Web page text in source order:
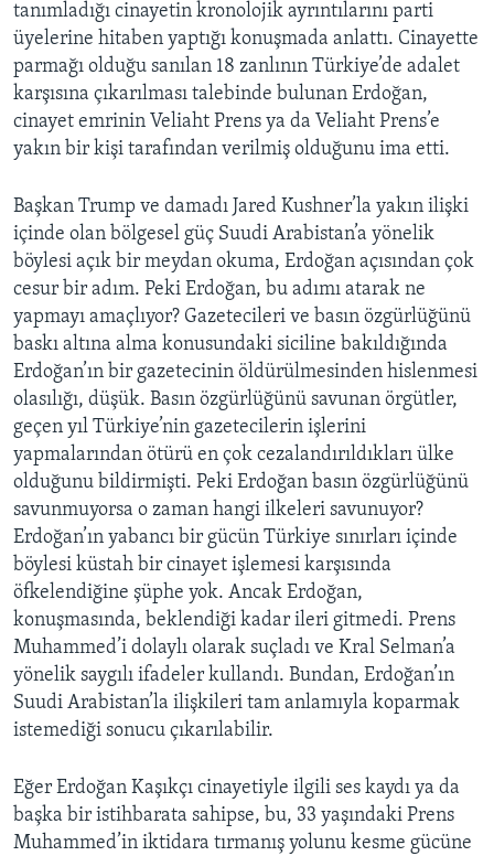
tanımladığı cinayetin kronolojik ayrıntılarını parti
üyelerine hitaben yaptığı konuşmada anlattı. Cinayette
parmağı olduğu sanılan 18 zanlının Türkiye’de adalet
karşısına çıkarılması talebinde bulunan Erdoğan,
cinayet emrinin Veliaht Prens ya da Veliaht Prens’e
yakın bir kişi tarafından verilmiş olduğunu ima etti.
Başkan Trump ve damadı Jared Kushner’la yakın ilişki
içinde olan bölgesel güç Suudi Arabistan’a yönelik
böylesi açık bir meydan okuma, Erdoğan açısından çok
cesur bir adım. Peki Erdoğan, bu adımı atarak ne
yapmayı amaçlıyor? Gazetecileri ve basın özgürlüğünü
baskı altına alma konusundaki siciline bakıldığında
Erdoğan’ın bir gazetecinin öldürülmesinden hislenmesi
olasılığı, düşük. Basın özgürlüğünü savunan örgütler,
geçen yıl Türkiye’nin gazetecilerin işlerini
yapmalarından ötürü en çok cezalandırıldıkları ülke
olduğunu bildirmişti. Peki Erdoğan basın özgürlüğünü
savunmuyorsa o zaman hangi ilkeleri savunuyor?
Erdoğan’ın yabancı bir gücün Türkiye sınırları içinde
böylesi küstah bir cinayet işlemesi karşısında
öfkelendiğine şüphe yok. Ancak Erdoğan,
konuşmasında, beklendiği kadar ileri gitmedi. Prens
Muhammed’i dolaylı olarak suçladı ve Kral Selman’a
yönelik saygılı ifadeler kullandı. Bundan, Erdoğan’ın
Suudi Arabistan’la ilişkileri tam anlamıyla koparmak
istemediği sonucu çıkarılabilir.
Eğer Erdoğan Kaşıkçı cinayetiyle ilgili ses kaydı ya da
başka bir istihbarata sahipse, bu, 33 yaşındaki Prens
Muhammed’in iktidara tırmanış yolunu kesme gücüne